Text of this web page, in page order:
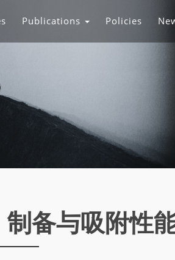
Publications Policies
备与吸附性